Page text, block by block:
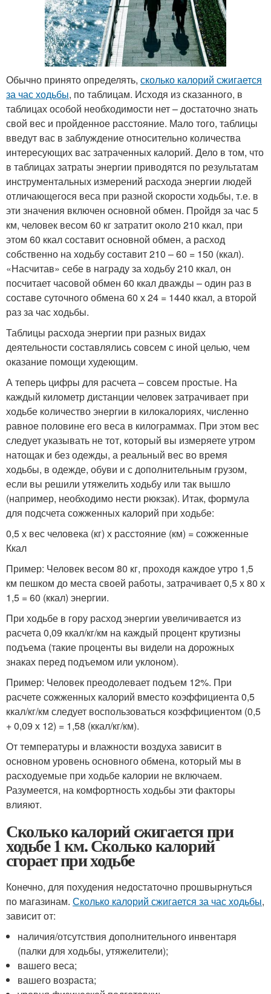
Обычно принято определять, сколько калорий сжигается
за час ходьбы, по таблицам. Исходя из сказанного, в
таблицах особой необходимости нет – достаточно знать
свой вес и пройденное расстояние. Мало того, таблицы
введут вас в заблуждение относительно количества
интересующих вас затраченных калорий. Дело в том, что
в таблицах затраты энергии приводятся по результатам
инструментальных измерений расхода энергии людей
отличающегося веса при разной скорости ходьбы, т.е. в
эти значения включен основной обмен. Пройдя за час 5
км, человек весом 60 кг затратит около 210 ккал, при
этом 60 ккал составит основной обмен, а расход
собственно на ходьбу составит 210 – 60 = 150 (ккал).
«Насчитав» себе в награду за ходьбу 210 ккал, он
посчитает часовой обмен 60 ккал дважды – один раз в
составе суточного обмена 60 х 24 = 1440 ккал, а второй
раз за час ходьбы.
Таблицы расхода энергии при разных видах
деятельности составлялись совсем с иной целью, чем
оказание помощи худеющим.
А теперь цифры для расчета – совсем простые. На
каждый километр дистанции человек затрачивает при
ходьбе количество энергии в килокалориях, численно
равное половине его веса в килограммах. При этом вес
следует указывать не тот, который вы измеряете утром
натощак и без одежды, а реальный вес во время
ходьбы, в одежде, обуви и с дополнительным грузом,
если вы решили утяжелить ходьбу или так вышло
(например, необходимо нести рюкзак). Итак, формула
для подсчета сожженных калорий при ходьбе:
0,5 х вес человека (кг) х расстояние (км) = сожженные
Ккал
Пример: Человек весом 80 кг, проходя каждое утро 1,5
км пешком до места своей работы, затрачивает 0,5 х 80 х
1,5 = 60 (ккал) энергии.
При ходьбе в гору расход энергии увеличивается из
расчета 0,09 ккал/кг/км на каждый процент крутизны
подъема (такие проценты вы видели на дорожных
знаках перед подъемом или уклоном).
Пример: Человек преодолевает подъем 12%. При
расчете сожженных калорий вместо коэффициента 0,5
ккал/кг/км следует воспользоваться коэффициентом (0,5
+ 0,09 х 12) = 1,58 (ккал/кг/км).
От температуры и влажности воздуха зависит в
основном уровень основного обмена, который мы в
расходуемые при ходьбе калории не включаем.
Разумеется, на комфортность ходьбы эти факторы
влияют.
Сколько калорий сжигается при
ходьбе 1 км. Сколько калорий
сгорает при ходьбе
Конечно, для похудения недостаточно прошвырнуться
по магазинам. Сколько калорий сжигается за час ходьбы,
зависит от:
наличия/отсутствия дополнительного инвентаря
(палки для ходьбы, утяжелители);
вашего веса;
вашего возраста;